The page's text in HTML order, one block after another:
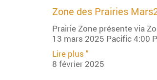
Zone des Prairies
Prairie Zone présente via
13 mars 2025 Pacific 4:00
Lire plus "
8 février 2025